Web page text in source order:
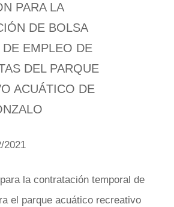
PARA LA
DE BOLSA
EMPLEO DE
DEL PARQUE
ACUÁTICO DE
2021
la contratación temporal de
el parque acuático recreativo